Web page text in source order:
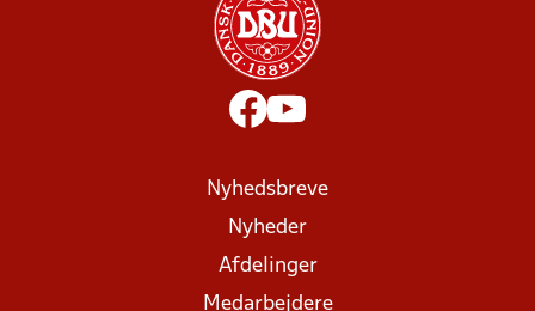
Nyhedsbreve
Nyheder
Afdelinger
Medarbejdere